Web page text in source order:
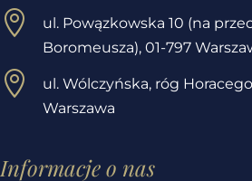

ul. Powązkowska 10 (na
Boromeusza), 01-797
 ul. Wólczyńska, róg
Warszawa
Informacje o nas